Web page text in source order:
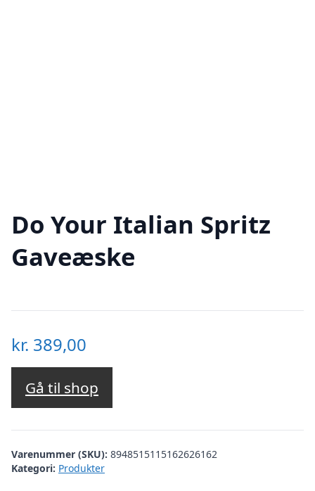
Do Your Italian Spritz
Gaveæske
kr. 389,00
Gå til shop
Varenummer (SKU): 8948515115162626162
Kategori: Produkter